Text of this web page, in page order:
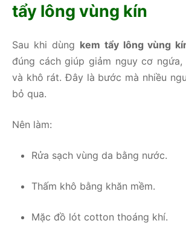
tẩy lông vùng kín
Sau khi dùng kem tẩy lông vùng
đúng cách giúp giảm nguy cơ ngứa,
và khô rát. Đây là bước mà nhiều
bỏ qua.
Nên làm:
Rửa sạch vùng da bằng nước.
Thấm khô bằng khăn mềm.
Mặc đồ lót cotton thoáng khí.